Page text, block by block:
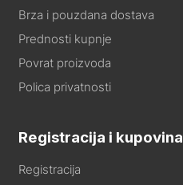
Brza i pouzdana dostava
Prednosti kupnje
Povrat proizvoda
Polica privatnosti
Registracija i kupovina
Registracija